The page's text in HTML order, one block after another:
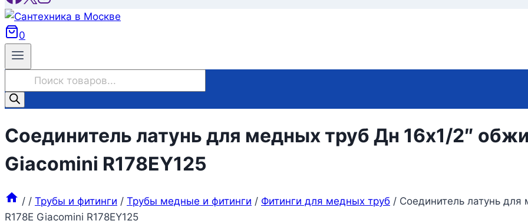
0
товаров
Соединитель латунь для медных труб Дн 16х1/2″
Giacomini R178EY125
/ / Трубы и фитинги / Трубы медные и фитинги / Фитинги для медных труб / Соединитель латунь
R178E Giacomini R178EY125